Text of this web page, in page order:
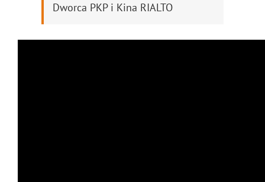
Dworca PKP i Kina RIALTO